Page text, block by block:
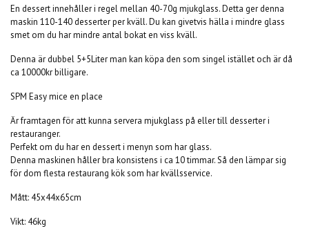
En dessert innehåller i regel mellan 40-70g mjukglass. Detta ger denna
maskin 110-140 desserter per kväll. Du kan givetvis hälla i mindre glass
smet om du har mindre antal bokat en viss kväll.
Denna är dubbel 5+5Liter man kan köpa den som singel istället och är då
ca 10000kr billigare.
SPM Easy mice en place
Är framtagen för att kunna servera mjukglass på eller till desserter i
restauranger.
Perfekt om du har en dessert i menyn som har glass.
Denna maskinen håller bra konsistens i ca 10 timmar. Så den lämpar sig
för dom flesta restaurang kök som har kvällsservice.
Mått: 45x44x65cm
Vikt: 46kg